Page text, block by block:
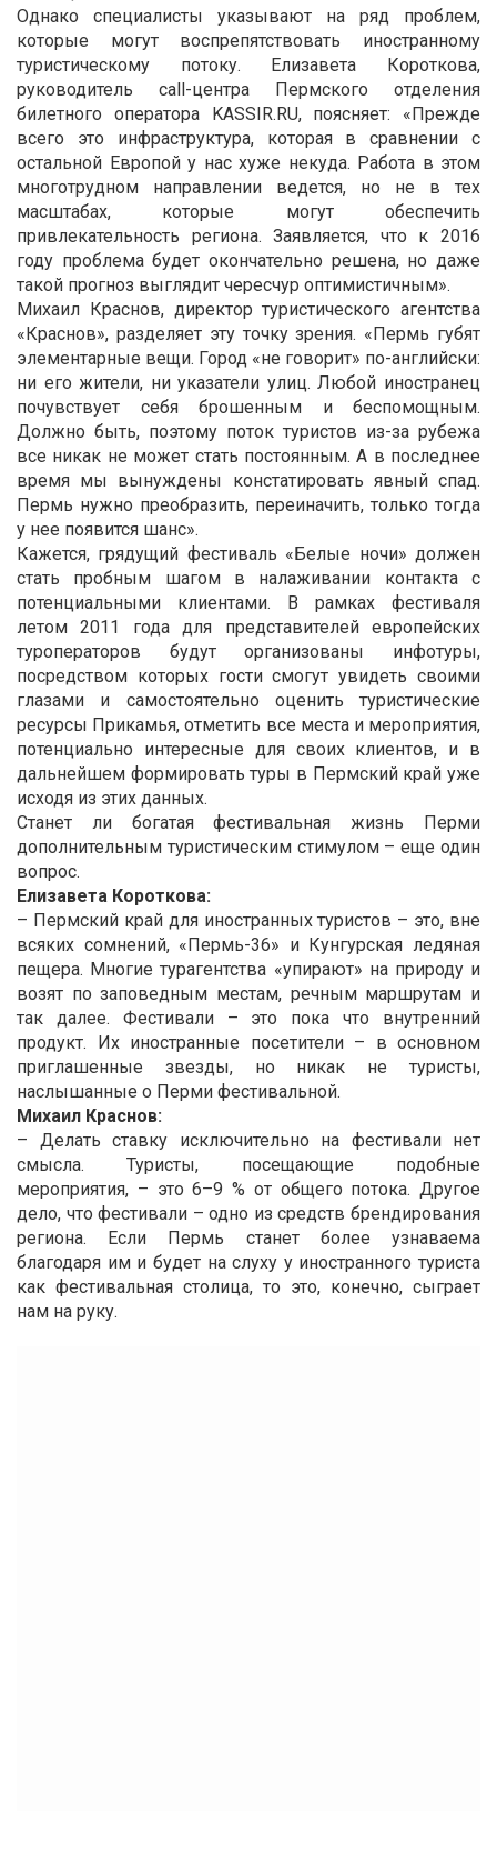
Однако специалисты указывают на ряд проблем,
которые могут воспрепятствовать иностранному
туристическому потоку. Елизавета Короткова,
руководитель call-центра Пермского отделения
билетного оператора KASSIR.RU, поясняет: «Прежде
всего это инфраструктура, которая в сравнении с
остальной Европой у нас хуже некуда. Работа в этом
многотрудном направлении ведется, но не в тех
масштабах, которые могут обеспечить
привлекательность региона. Заявляется, что к 2016
году проблема будет окончательно решена, но даже
такой прогноз выглядит чересчур оптимистичным».
Михаил Краснов, директор туристического агентства
«Краснов», разделяет эту точку зрения. «Пермь губят
элементарные вещи. Город «не говорит» по-английски:
ни его жители, ни указатели улиц. Любой иностранец
почувствует себя брошенным и беспомощным.
Должно быть, поэтому поток туристов из-за рубежа
все никак не может стать постоянным. А в последнее
время мы вынуждены констатировать явный спад.
Пермь нужно преобразить, переиначить, только тогда
у нее появится шанс».
Кажется, грядущий фестиваль «Белые ночи» должен
стать пробным шагом в налаживании контакта с
потенциальными клиентами. В рамках фестиваля
летом 2011 года для представителей европейских
туроператоров будут организованы инфотуры,
посредством которых гости смогут увидеть своими
глазами и самостоятельно оценить туристические
ресурсы Прикамья, отметить все места и мероприятия,
потенциально интересные для своих клиентов, и в
дальнейшем формировать туры в Пермский край уже
исходя из этих данных.
Станет ли богатая фестивальная жизнь Перми
дополнительным туристическим стимулом – еще один
вопрос.
Елизавета Короткова:
– Пермский край для иностранных туристов – это, вне
всяких сомнений, «Пермь-36» и Кунгурская ледяная
пещера. Многие турагентства «упирают» на природу и
возят по заповедным местам, речным маршрутам и
так далее. Фестивали – это пока что внутренний
продукт. Их иностранные посетители – в основном
приглашенные звезды, но никак не туристы,
наслышанные о Перми фестивальной.
Михаил Краснов:
– Делать ставку исключительно на фестивали нет
смысла. Туристы, посещающие подобные
мероприятия, – это 6–9 % от общего потока. Другое
дело, что фестивали – одно из средств брендирования
региона. Если Пермь станет более узнаваема
благодаря им и будет на слуху у иностранного туриста
как фестивальная столица, то это, конечно, сыграет
нам на руку.